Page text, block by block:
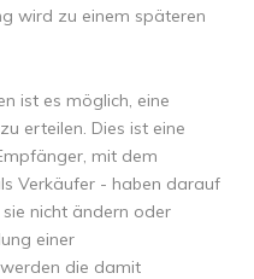
wird zu einem späteren
ist es möglich, eine
erteilen. Dies ist eine
mit dem
Verkäufer - haben darauf
sie nicht ändern oder
einer
die damit